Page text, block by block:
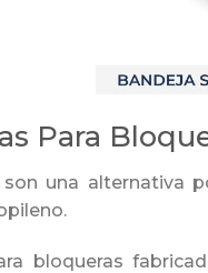
Para
una alternativa
bloqueras